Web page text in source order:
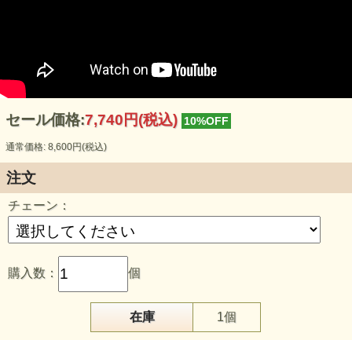
や
精霊たちとの対話にも使われてきました。
このペンデュラムは石で出来ているので
そして、ペンデュラムを使うときは
アカシックレコードと繋がっているということを意識して
自らの直観を信じましょう。
しかし 全てのことをペンデュラムに
依存してしまうのでは 本末転倒になってしまいます。
あなたの答えはあなたが知っているのです。
ペンデュラムは、一歩を踏み出す勇気を与えてくれる
パートナーのような存在。
そんな感じで親交を深めてみてくださいね。
ソフィーママ
セール価格:7,740円(税込) 10%OFF
通常価格: 8,600円(税込)
注文
チェーン：
購入数： 個
在庫 1個